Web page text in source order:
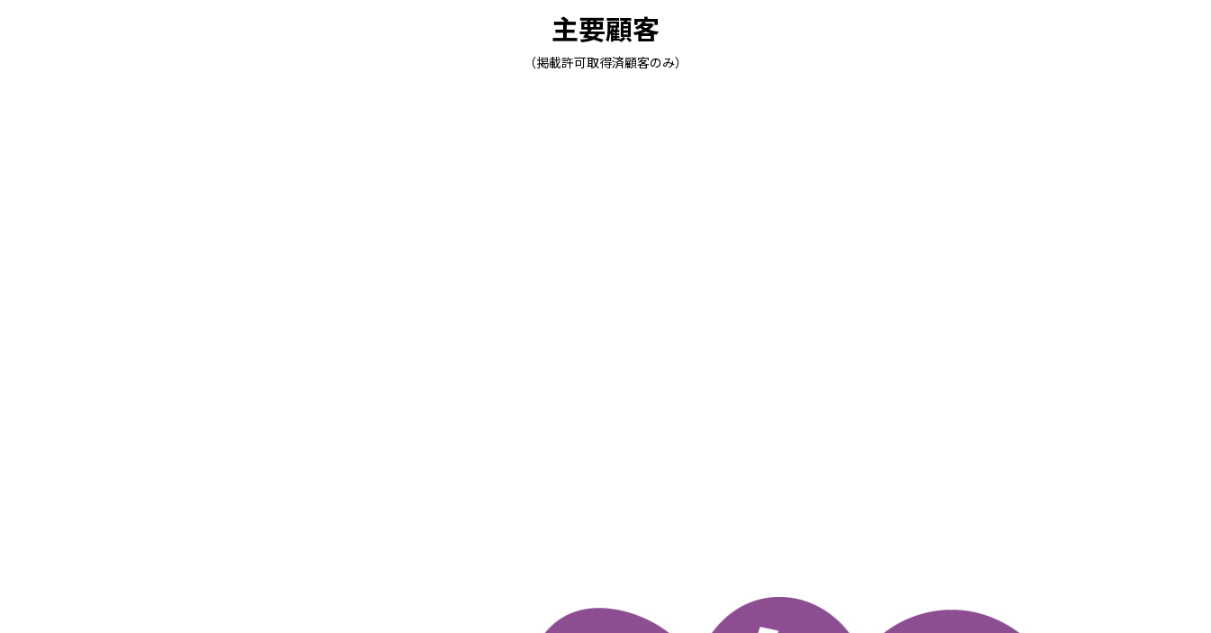
主要顧客
（掲載許可取得済顧客のみ）